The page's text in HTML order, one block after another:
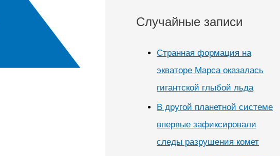
Случайные записи
Странная формация на
экваторе Марса оказалась
гигантской глыбой льда
В другой планетной системе
впервые зафиксировали
следы разрушения комет